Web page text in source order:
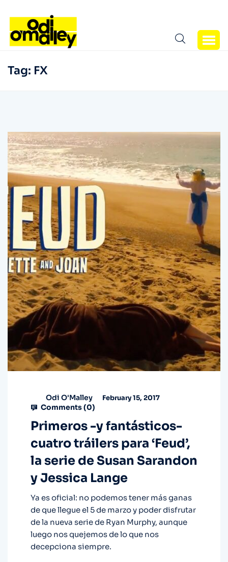
Tag: FX
Odi O'Malley February 15, 2017
Comments (0)
Primeros -y fantásticos-
cuatro tráilers para ‘Feud’,
la serie de Susan Sarandon
y Jessica Lange
Ya es oficial: no podemos tener más ganas
de que llegue el 5 de marzo y poder disfrutar
de la nueva serie de Ryan Murphy, aunque
luego nos quejemos de lo que nos
decepciona siempre.